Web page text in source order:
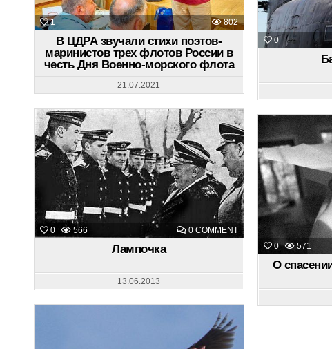
1 802
В ЦДРА звучали стихи поэтов-
маринистов трех флотов России в
честь Дня Военно-морского флота
21.07.2021
0
0 566 0 COMMENTON
ЛАМПОЧКА
Лампочка
13.06.2013
0 571
О